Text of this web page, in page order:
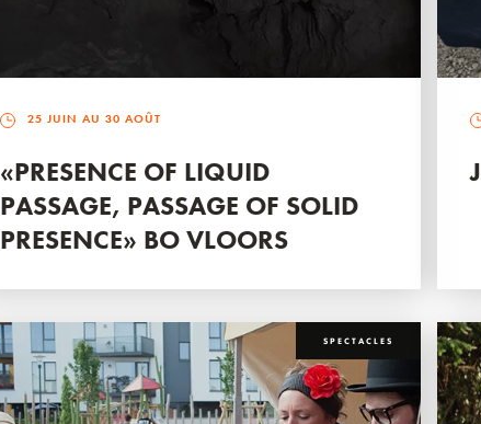
25 JUIN AU 30 AOÛT
«PRESENCE OF LIQUID
PASSAGE, PASSAGE OF SOLID
PRESENCE» BO VLOORS
SPECTACLES